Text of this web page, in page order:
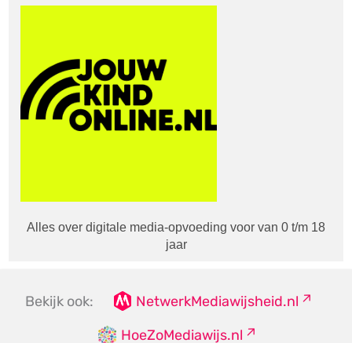
Alles over digitale media-opvoeding voor van 0 t/m 18
jaar
Bekijk ook:
NetwerkMediawijsheid.nl
HoeZoMediawijs.nl